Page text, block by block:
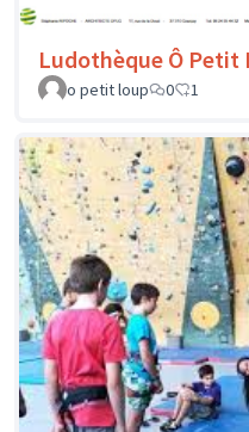
Ludothèque Ô Petit
o petit loup
0 1